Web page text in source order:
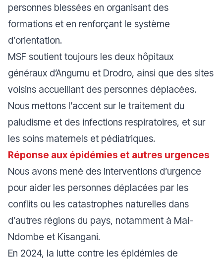
personnes blessées en organisant des
formations et en renforçant le système
d’orientation.
MSF soutient toujours les deux hôpitaux
généraux d’Angumu et Drodro, ainsi que des sites
voisins accueillant des personnes déplacées.
Nous mettons l’accent sur le traitement du
paludisme et des infections respiratoires, et sur
les soins maternels et pédiatriques.
Réponse aux épidémies et autres urgences
Nous avons mené des interventions d’urgence
pour aider les personnes déplacées par les
conflits ou les catastrophes naturelles dans
d’autres régions du pays, notamment à Mai-
Ndombe et Kisangani.
En 2024, la lutte contre les épidémies de